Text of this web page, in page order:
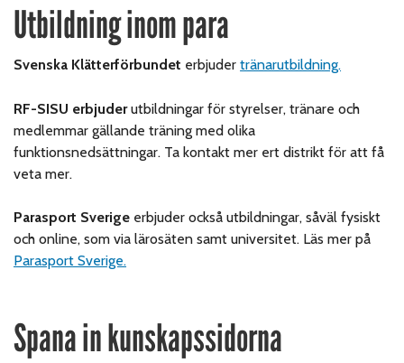
Utbildning inom para
Svenska Klätterförbundet erbjudertränarutbildning.
RF-SISU erbjuderutbildningar för styrelser, tränare och
medlemmar gällande träning med olika
funktionsnedsättningar. Ta kontakt mer ert distrikt för att få
veta mer.
Parasport Sverige erbjuder också utbildningar, såväl fysiskt
och online, som via lärosäten samt universitet. Läs mer på
Parasport Sverige.
Spana in kunskapssidorna